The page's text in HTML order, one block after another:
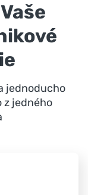
jednoducho
z jedného